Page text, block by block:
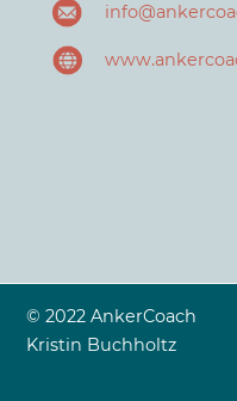
© 2022 AnkerCoach
Kristin Buchholtz